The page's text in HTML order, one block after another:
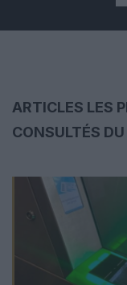
ARTICLES LES
CONSULTÉS